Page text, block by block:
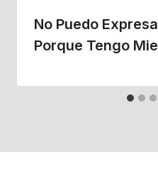
No Puedo
Porque Tengo